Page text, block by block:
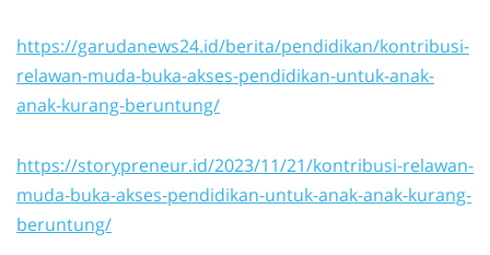
https://garudanews24.id/berita/pendidikan/kontribusi-
relawan-muda-buka-akses-pendidikan-untuk-anak-
anak-kurang-beruntung/
https://storypreneur.id/2023/11/21/kontribusi-relawan-
muda-buka-akses-pendidikan-untuk-anak-anak-kurang-
beruntung/